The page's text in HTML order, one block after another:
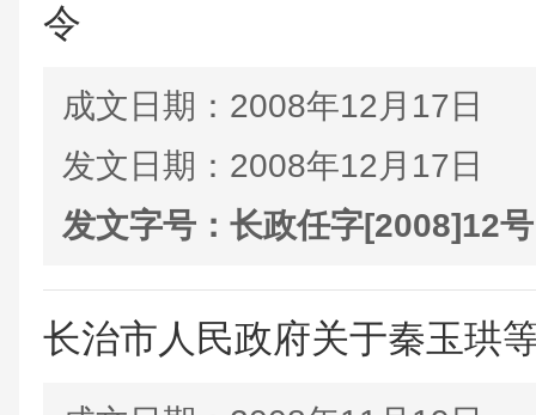
令
成文日期： 2008年12月17日
发文日期： 2008年12月17日
发文字号： 长政任字[2008]12号
长治市人民政府关于秦玉珙